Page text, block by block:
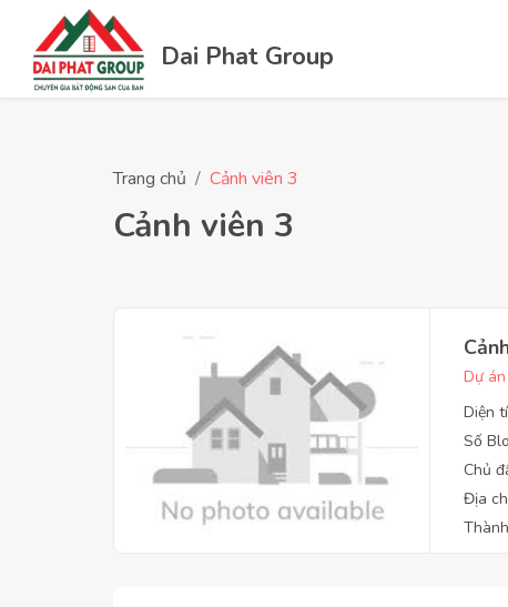
Dai Phat Group
Trang chủ Cảnh viên 3
Cảnh viên 3
Dự
Diện
Số
Chủ
Địa